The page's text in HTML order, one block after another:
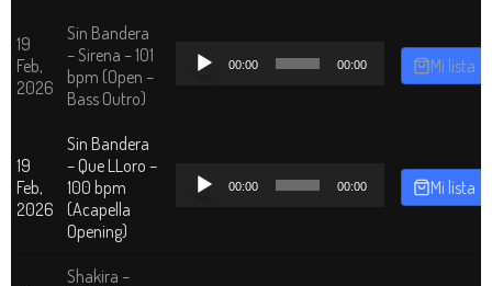
19
Feb,
2026
Sin Bandera
– Sirena – 101
bpm (Open –
Bass Outro)
Reproductor
00:00 00:00 Mi lista
19
Feb,
2026
Sin Bandera
– Que LLoro –
100 bpm
(Acapella
Opening)
Reproductor
00:00 00:00 Mi lista
Shakira –